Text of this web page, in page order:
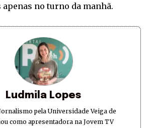
no turno da manhã.
Ludmila Lopes
pela Universidade Veiga de
como apresentadora na Jovem TV